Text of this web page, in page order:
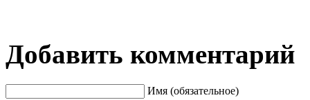
Добавить комментарий
Имя (обязательное)